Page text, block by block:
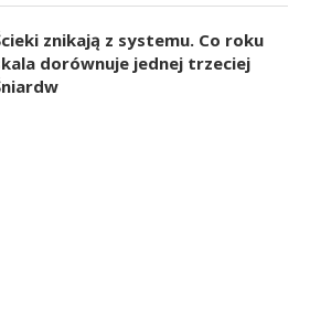
znikają z systemu. Co roku
dorównuje jednej trzeciej